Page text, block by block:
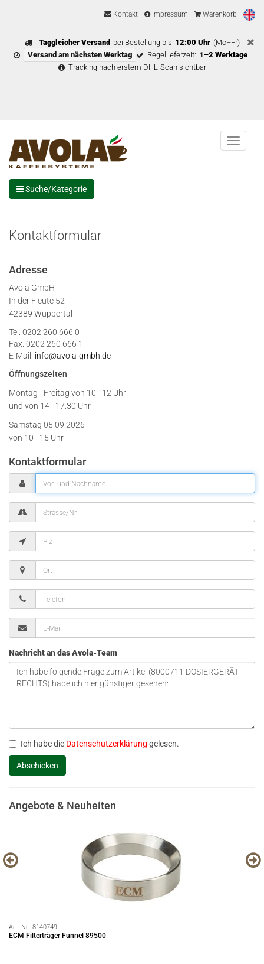
Kontakt Impressum Warenkorb
Taggleicher Versand bei Bestellung bis 12:00 Uhr (Mo–Fr)
Versand am nächsten Werktag
Regellieferzeit: 1–2 Werktage
Tracking nach erstem DHL-Scan sichtbar
Menu
Suche/Kategorie
Kontaktformular
Adresse
Avola GmbH
In der Fleute 52
42389 Wuppertal
Tel: 0202 260 666 0
Fax: 0202 260 666 1
E-Mail: info@avola-gmbh.de
Öffnungszeiten
Montag - Freitag von 10 - 12 Uhr
und von 14 - 17:30 Uhr
Samstag 05.09.2026
von 10 - 15 Uhr
Kontaktformular
Nachricht an das Avola-Team
Ich habe die Datenschutzerklärung gelesen.
Angebote & Neuheiten
Art.-Nr.: 8140749
ECM Filterträger Funnel 89500